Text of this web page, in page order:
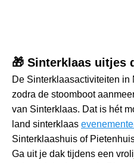
🎁 Sinterklaas uitjes
De Sinterklaasactiviteiten in
zodra de stoomboot
van Sinterklaas. Dat is hét
land sinterklaas
Sinterklaashuis of
Ga uit je dak tijdens een